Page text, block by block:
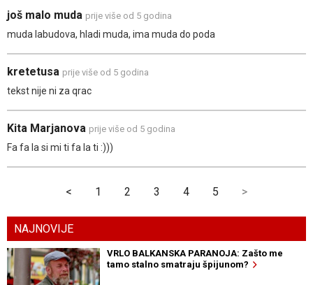
još malo muda prije više od 5 godina
muda labudova, hladi muda, ima muda do poda
kretetusa prije više od 5 godina
tekst nije ni za qrac
Kita Marjanova prije više od 5 godina
Fa fa la si mi ti fa la ti :)))
< 1 2 3 4 5 >
NAJNOVIJE
VRLO BALKANSKA PARANOJA: Zašto me
tamo stalno smatraju špijunom?